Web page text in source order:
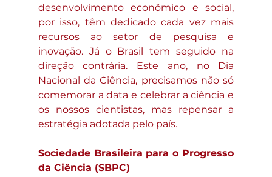
desenvolvimento econômico e social,
por isso, têm dedicado cada vez mais
recursos ao setor de pesquisa e
inovação. Já o Brasil tem seguido na
direção contrária. Este ano, no Dia
Nacional da Ciência, precisamos não só
comemorar a data e celebrar a ciência e
os nossos cientistas, mas repensar a
estratégia adotada pelo país.
Sociedade Brasileira para o Progresso
da Ciência (SBPC)